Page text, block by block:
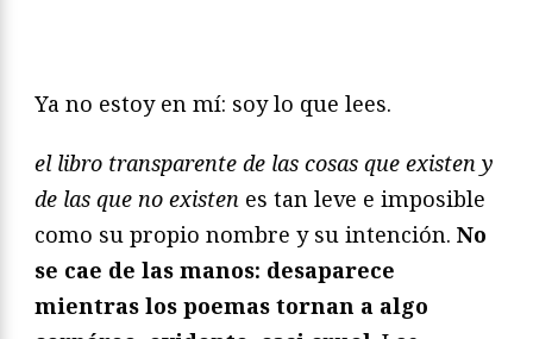
Ya no estoy en mí: soy lo que lees.
el libro transparente de las cosas que existen y
de las que no existen es tan leve e imposible
como su propio nombre y su intención. No
se cae de las manos: desaparece
mientras los poemas tornan a algo